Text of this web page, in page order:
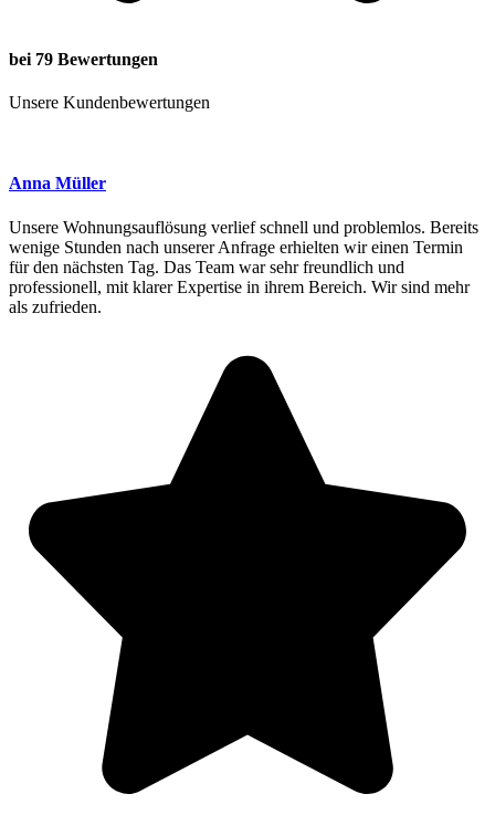
bei 79 Bewertungen
Unsere Kundenbewertungen
Anna Müller
Unsere Wohnungsauflösung verlief schnell und problemlos. Bereits
wenige Stunden nach unserer Anfrage erhielten wir einen Termin
für den nächsten Tag. Das Team war sehr freundlich und
professionell, mit klarer Expertise in ihrem Bereich. Wir sind mehr
als zufrieden.